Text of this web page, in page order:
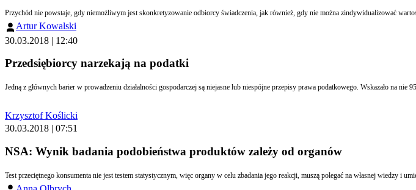
Przychód nie
Artur Kowalski
30.03.2018 | 12:40
Przedsiębiorcy narzekają na podatki
Jedną z głównych barier w prowadzeniu działalności gospodarczej są niejasne lub niespójne przepisy prawa podatkowego. Wskazało na
Krzysztof Koślicki
30.03.2018 | 07:51
NSA: Wynik badania podobieństwa produktów zależy od organów
Test przeciętnego konsumenta nie jest testem statystycznym, więc organy w celu zbadania jego reakcji, muszą polegać na własnej wiedzy i